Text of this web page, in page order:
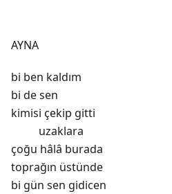
AYNA
bi ben kaldım
bi de sen
kimisi çekip gitti
uzaklara
çoğu hâlâ burada
toprağın üstünde
bi gün sen gidicen